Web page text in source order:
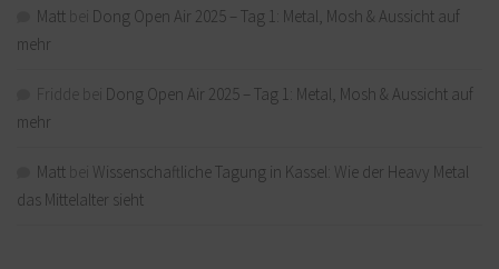
Matt
Dong Open Air 2025 – Tag 1: Metal, Mosh & Aussicht auf
mehr
Dong Open Air 2025 – Tag 1: Metal, Mosh & Aussicht auf
mehr
Matt
Wissenschaftliche Tagung in Kassel: Wie der Heavy Metal
das Mittelalter sieht